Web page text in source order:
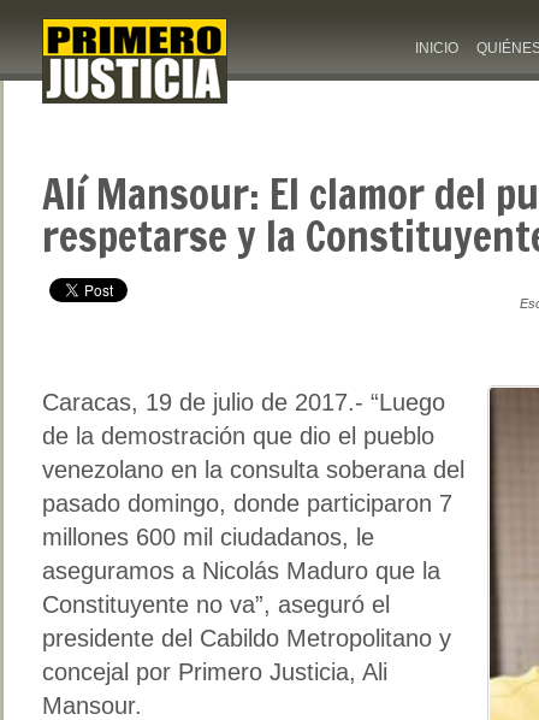
INICIO
Alí Mansour: El clamor del
respetarse y la
Caracas, 19 de julio de 2017.- “Luego
de la demostración que dio el pueblo
venezolano en la consulta soberana del
pasado domingo, donde participaron 7
millones 600 mil ciudadanos, le
aseguramos a Nicolás Maduro que la
Constituyente no va”, aseguró el
presidente del Cabildo Metropolitano y
concejal por Primero Justicia, Ali
Mansour.